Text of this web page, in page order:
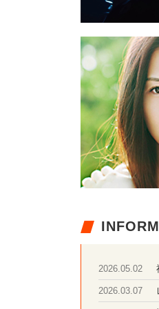
2026.05.02
2026.03.07